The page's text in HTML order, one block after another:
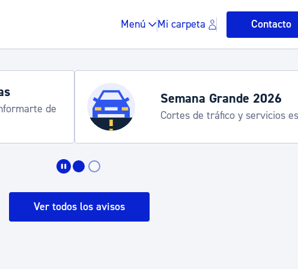
Menú Mi carpeta Contacto
Espacio público, residuos y
de
Semana Grande 2026
Cortes de tráfico y servicios
Ver todos los avisos